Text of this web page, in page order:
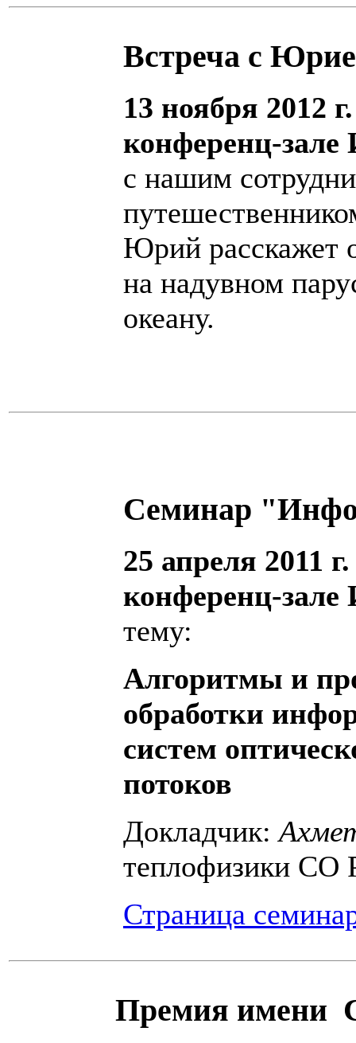
Встреча с
13 ноября 2012
конференц-
с нашим
Юрий расскажет
на надувном
океану.
Семинар
25 апреля 2011
конференц-
тему:
Алгоритмы и
обработки
систем
потоков
Докладчик:
теплофизики СО
Страница
Премия имени